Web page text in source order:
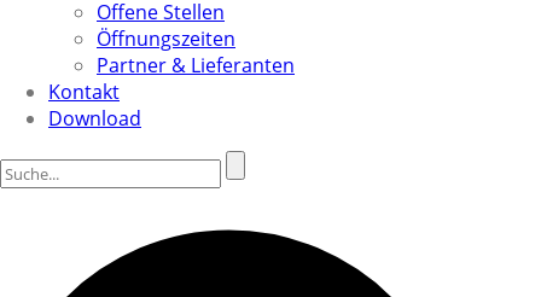
Offene Stellen
Öffnungszeiten
Partner & Lieferanten
Kontakt
Download